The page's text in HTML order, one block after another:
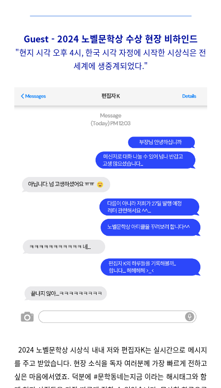
Guest - 2024 노벨문학상 수상 현장 비하인드
"현지 시각 오후 4시, 한국 시각 자정에 시작한 시상식은 전
세계에 생중계되었다."
2024 노벨문학상 시상식 내내 저와 편집자K는 실시간으로 메시지
를 주고 받았습니다. 현장 소식을 독자 여러분께 가장 빠르게 전하고
싶은 마음에서였죠. 덕분에 #문학동네는지금 이라는 해시태그와 함